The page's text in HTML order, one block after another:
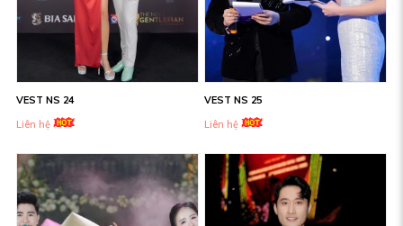
VEST NS 24
Liên hệ
VEST NS 25
Liên hệ